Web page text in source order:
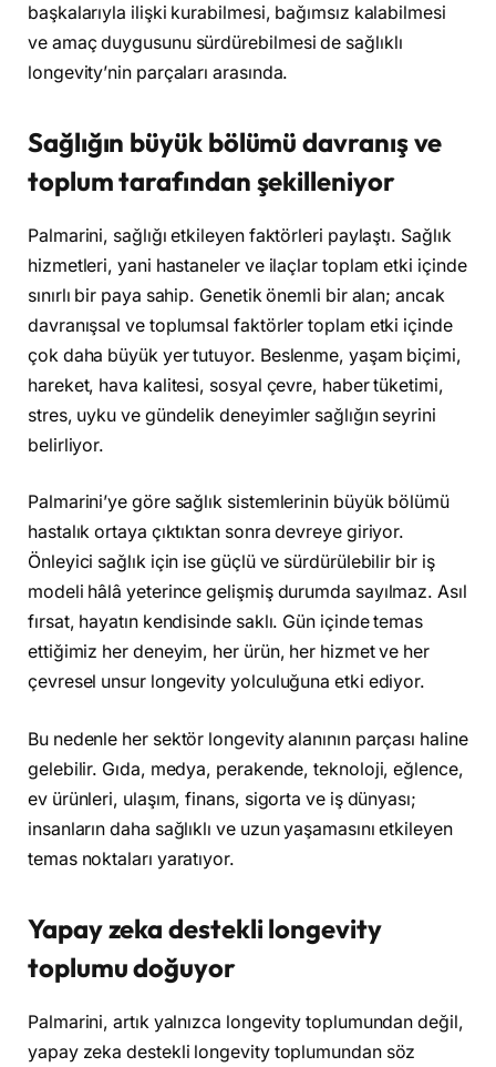
başkalarıyla ilişki kurabilmesi, bağımsız kalabilmesi
ve amaç duygusunu sürdürebilmesi de sağlıklı
longevity’nin parçaları arasında.
Sağlığın büyük bölümü davranış ve
toplum tarafından şekilleniyor
Palmarini, sağlığı etkileyen faktörleri paylaştı. Sağlık
hizmetleri, yani hastaneler ve ilaçlar toplam etki içinde
sınırlı bir paya sahip. Genetik önemli bir alan; ancak
davranışsal ve toplumsal faktörler toplam etki içinde
çok daha büyük yer tutuyor. Beslenme, yaşam biçimi,
hareket, hava kalitesi, sosyal çevre, haber tüketimi,
stres, uyku ve gündelik deneyimler sağlığın seyrini
belirliyor.
Palmarini’ye göre sağlık sistemlerinin büyük bölümü
hastalık ortaya çıktıktan sonra devreye giriyor.
Önleyici sağlık için ise güçlü ve sürdürülebilir bir iş
modeli hâlâ yeterince gelişmiş durumda sayılmaz. Asıl
fırsat, hayatın kendisinde saklı. Gün içinde temas
ettiğimiz her deneyim, her ürün, her hizmet ve her
çevresel unsur longevity yolculuğuna etki ediyor.
Bu nedenle her sektör longevity alanının parçası haline
gelebilir. Gıda, medya, perakende, teknoloji, eğlence,
ev ürünleri, ulaşım, finans, sigorta ve iş dünyası;
insanların daha sağlıklı ve uzun yaşamasını etkileyen
temas noktaları yaratıyor.
Yapay zeka destekli longevity
toplumu doğuyor
Palmarini, artık yalnızca longevity toplumundan değil,
yapay zeka destekli longevity toplumundan söz